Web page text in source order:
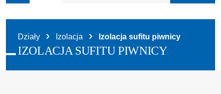
Działy Izolacja Izolacja sufitu piwnicy
IZOLACJA SUFITU PIWNICY